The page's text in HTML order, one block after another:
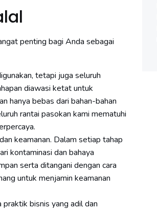
penting bagi Anda sebagai
tetapi juga seluruh
diawasi ketat untuk
hanya bebas dari bahan-bahan
rantai pasokan kami mematuhi
keamanan. Dalam setiap tahap
kontaminasi dan bahaya
serta ditangani dengan cara
untuk menjamin keamanan
bisnis yang adil dan